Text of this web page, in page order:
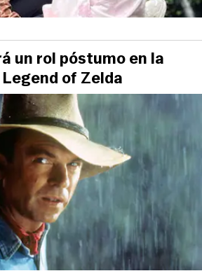
un rol póstumo en la
of Zelda